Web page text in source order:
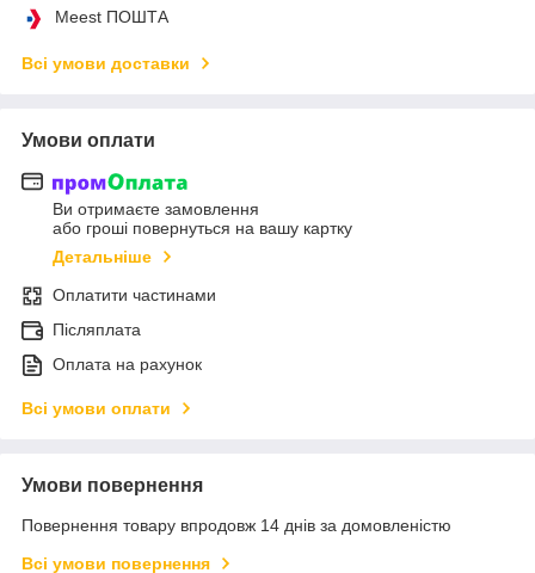
Meest ПОШТА
Всі умови доставки
Умови оплати
Ви отримаєте замовлення
або гроші повернуться на вашу картку
Детальніше
Оплатити частинами
Післяплата
Оплата на рахунок
Всі умови оплати
Умови повернення
Повернення товару впродовж 14 днів за домовленістю
Всі умови повернення